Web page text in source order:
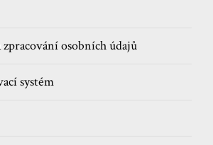
zpracování osobních údajů
systém